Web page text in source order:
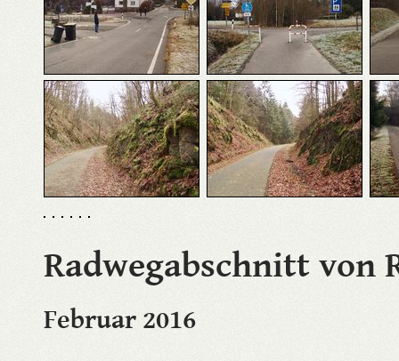
Radwegabschnitt von
Februar 2016